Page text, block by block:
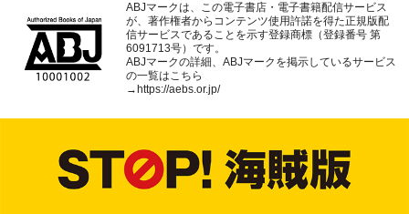
ABJマークは、この電子書店・電子書籍配信サービス
が、著作権者からコンテンツ使用許諾を得た正規版配
信サービスであることを示す登録商標（登録番号 第
6091713号）です。
ABJマークの詳細、ABJマークを掲示しているサービス
の一覧はこちら
→ https://aebs.or.jp/